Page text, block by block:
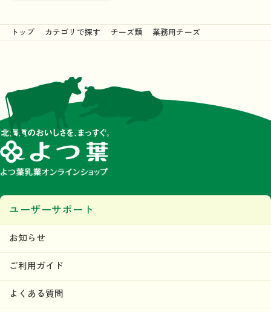
トップ カテゴリで探す チーズ類 業務用チーズ
ユーザーサポート
お知らせ
ご利用ガイド
よくある質問